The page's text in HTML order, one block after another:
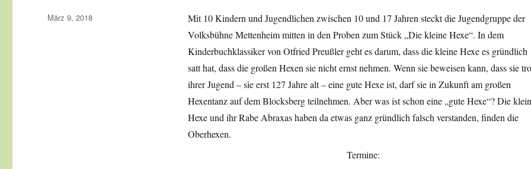
Mit 10 Kindern und Jugendlichen zwischen 10 und 17 Jahren steckt die Jugendgruppe der
Volksbühne Mettenheim mitten in den Proben zum Stück „Die kleine Hexe“. In dem
Kinderbuchklassiker von Otfried Preußler geht es darum, dass die kleine Hexe es gründlich
satt hat, dass die großen Hexen sie nicht ernst nehmen. Wenn sie beweisen kann, dass sie
ihrer Jugend – sie erst 127 Jahre alt – eine gute Hexe ist, darf sie in Zukunft am großen
Hexentanz auf dem Blocksberg teilnehmen. Aber was ist schon eine „gute Hexe“? Die
Hexe und ihr Rabe Abraxas haben da etwas ganz gründlich falsch verstanden, finden die
Oberhexen.
Termine:
Veröffentlicht
März 9, 2018